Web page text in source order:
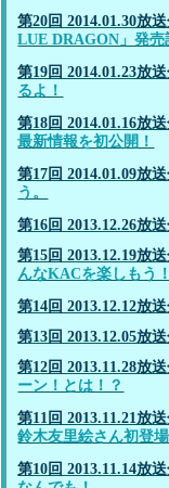
第20回 2014.01.30放
LUE DRAGON」発売
第19回 2014.01.23放
るよ！
第18回 2014.01.16放
最新情報を初公開！
第17回 2014.01.09放
う。
第16回 2013.12.26放
第15回 2013.12.19放
んなKACを楽しもう！
第14回 2013.12.12放
第13回 2013.12.05放
第12回 2013.11.28放
ーン！とは！？
第11回 2013.11.21放
鈴木友里絵さん初登
第10回 2013.11.14放